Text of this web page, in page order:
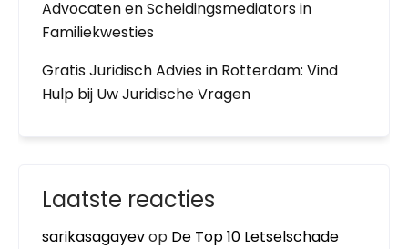
Advocaten en Scheidingsmediators in
Familiekwesties
Gratis Juridisch Advies in Rotterdam: Vind
Hulp bij Uw Juridische Vragen
Laatste reacties
sarikasagayevop De Top 10 Letselschade